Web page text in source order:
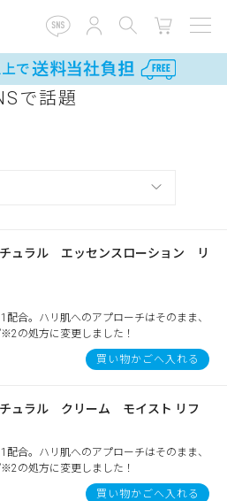
で話題
ュラル エッセンスローション リ
配合。ハリ肌へのアプローチはそのまま、
の処方に変更しました！
買い物かごへ入れる
ュラル クリーム モイスト リフ
配合。ハリ肌へのアプローチはそのまま、
の処方に変更しました！
買い物かごへ入れる